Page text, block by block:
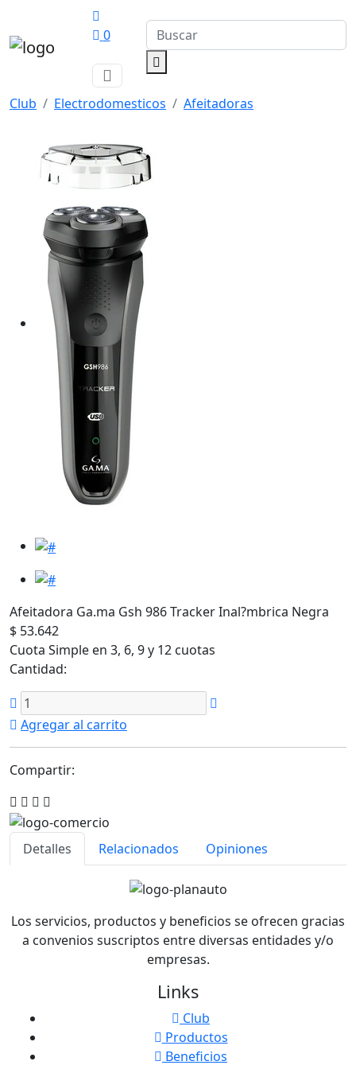
0
Club Electrodomesticos Afeitadoras
Afeitadora Ga.ma Gsh 986 Tracker Inal?mbrica Negra
$ 53.642
Cuota Simple en 3, 6, 9 y 12 cuotas
Cantidad:
Agregar al carrito
Compartir:
Detalles Relacionados Opiniones
Los servicios, productos y beneficios se ofrecen gracias
a convenios suscriptos entre diversas entidades y/o
empresas.
Links
Club
Productos
Beneficios